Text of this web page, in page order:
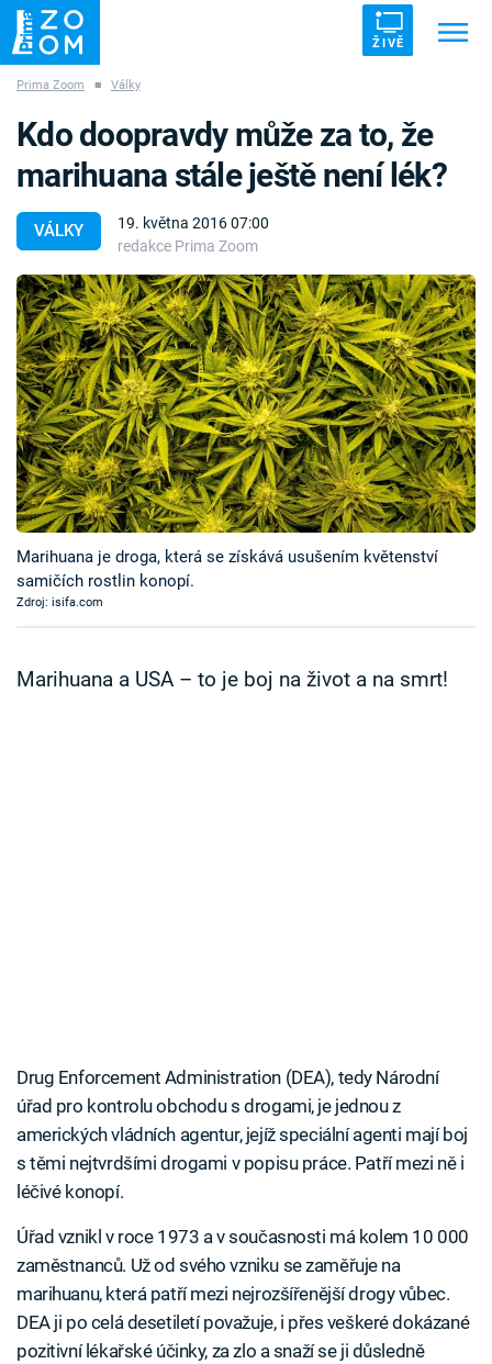
ŽIVĚ
ZÁHADY VETŘELCI DÁVNOVĚKU
Témata
Témata
Pořady
TV Program
Časopis
Sledujte prima+
Přihlášení
Prima Zoom ■ Války
VÁLKY
19. května 2016 07:00
redakce Prima Zoom
Kdo doopravdy může za to, že
marihuana stále ještě není lék?
Marihuana je droga, která se získává usušením květenství
samičích rostlin konopí.
Zdroj: isifa.com
Marihuana a USA – to je boj na život a na smrt!
Drug Enforcement Administration (DEA), tedy Národní
úřad pro kontrolu obchodu s drogami, je jednou z
amerických vládních agentur, jejíž speciální agenti mají boj
s těmi nejtvrdšími drogami v popisu práce. Patří mezi ně i
léčivé konopí.
Úřad vznikl v roce 1973 a v současnosti má kolem 10 000
zaměstnanců. Už od svého vzniku se zaměřuje na
marihuanu, která patří mezi nejrozšířenější drogy vůbec.
DEA ji po celá desetiletí považuje, i přes veškeré dokázané
pozitivní lékařské účinky, za zlo a snaží se ji důsledně